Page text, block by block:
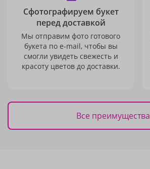
Сфотографируем букет
перед доставкой
Мы отправим фото готового
букета по e-mail, чтобы вы
смогли увидеть свежесть и
красоту цветов до доставки.
Все преимущества